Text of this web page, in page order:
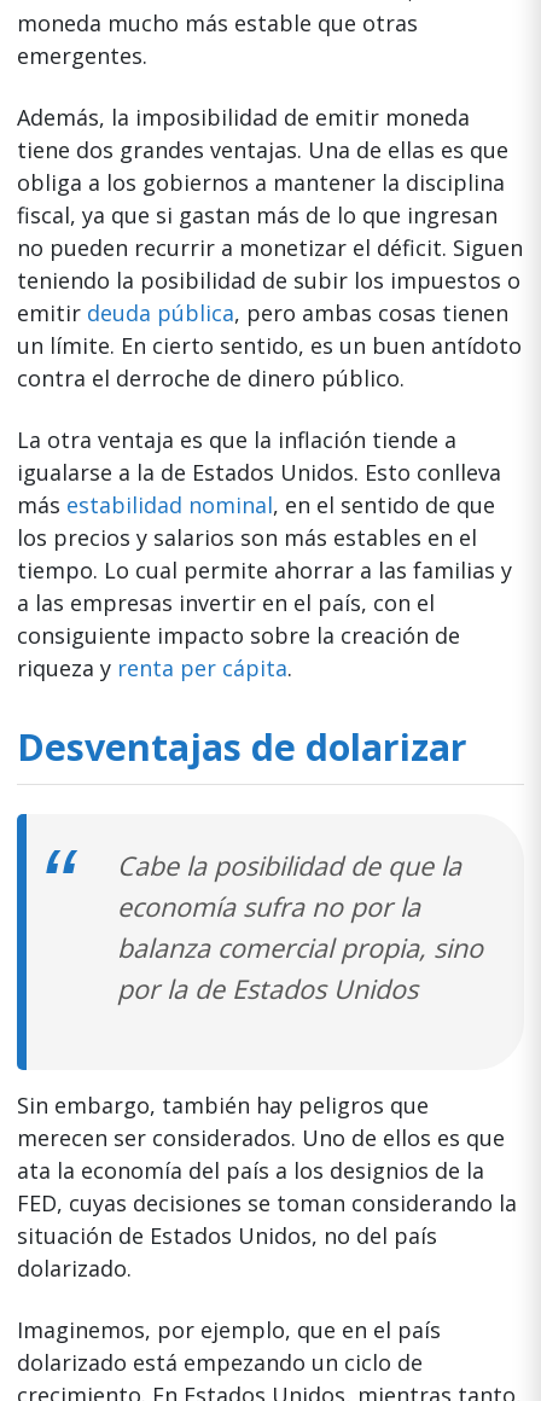
moneda mucho más estable que otras
emergentes.
Además, la imposibilidad de emitir moneda
tiene dos grandes ventajas. Una de ellas es que
obliga a los gobiernos a mantener la disciplina
fiscal, ya que si gastan más de lo que ingresan
no pueden recurrir a monetizar el déficit. Siguen
teniendo la posibilidad de subir los impuestos o
emitir deuda pública, pero ambas cosas tienen
un límite. En cierto sentido, es un buen antídoto
contra el derroche de dinero público.
La otra ventaja es que la inflación tiende a
igualarse a la de Estados Unidos. Esto conlleva
más estabilidad nominal, en el sentido de que
los precios y salarios son más estables en el
tiempo. Lo cual permite ahorrar a las familias y
a las empresas invertir en el país, con el
consiguiente impacto sobre la creación de
riqueza y renta per cápita.
Desventajas de dolarizar
Cabe la posibilidad de que la
economía sufra no por la
balanza comercial propia, sino
por la de Estados Unidos
Sin embargo, también hay peligros que
merecen ser considerados. Uno de ellos es que
ata la economía del país a los designios de la
FED, cuyas decisiones se toman considerando la
situación de Estados Unidos, no del país
dolarizado.
Imaginemos, por ejemplo, que en el país
dolarizado está empezando un ciclo de